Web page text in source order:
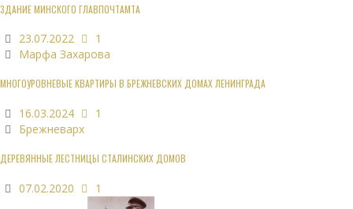
ЗДАНИЕ МИНСКОГО ГЛАВПОЧТАМТА
23.07.2022
1
Марфа Захарова
МНОГОУРОВНЕВЫЕ КВАРТИРЫ В БРЕЖНЕВСКИХ ДОМАХ ЛЕНИНГРАДА
16.03.2024
1
Брежневарх
ДЕРЕВЯННЫЕ ЛЕСТНИЦЫ СТАЛИНСКИХ ДОМОВ
07.02.2020 1